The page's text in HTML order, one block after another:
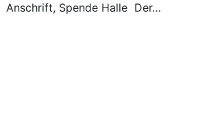
Anschrift, Spende Halle Der…